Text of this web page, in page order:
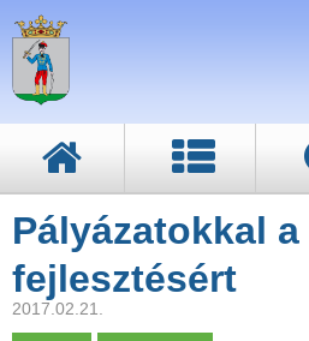
Pályázatokkal a
fejlesztésért
2017.02.21.